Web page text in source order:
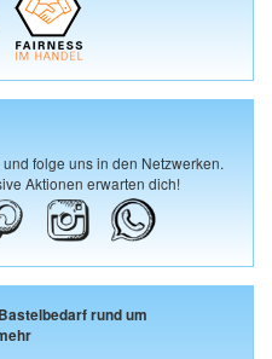
folge uns in den Netzwerken.
Aktionen erwarten dich!
rund um